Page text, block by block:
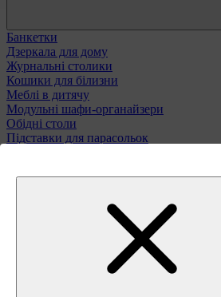
Банкетки
Дзеркала для дому
Журнальні столики
Кошики для білизни
Меблі в дитячу
Модульні шафи-органайзери
Обідні столи
Підставки для парасольок
Туалетні столики